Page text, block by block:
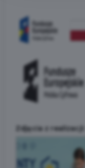
Zdjęcia z realizacji: